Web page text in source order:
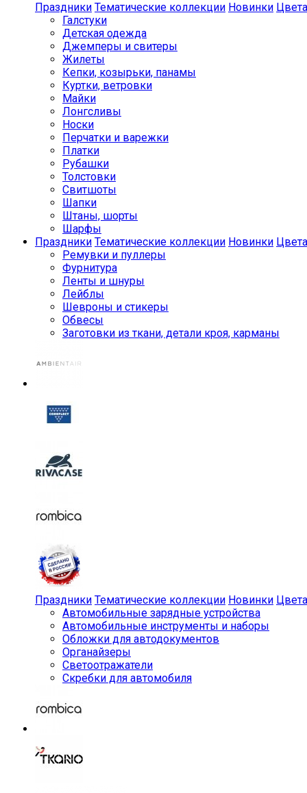
Праздники Тематические коллекции Новинки Цвета
Галстуки
Детская одежда
Джемперы и свитеры
Жилеты
Кепки, козырьки, панамы
Куртки, ветровки
Майки
Лонгсливы
Носки
Перчатки и варежки
Платки
Рубашки
Толстовки
Свитшоты
Шапки
Штаны, шорты
Шарфы
Праздники Тематические коллекции Новинки Цвета
Ремувки и пуллеры
Фурнитура
Ленты и шнуры
Лейблы
Шевроны и стикеры
Обвесы
Заготовки из ткани, детали кроя, карманы
Праздники Тематические коллекции Новинки Цвета
Автомобильные зарядные устройства
Автомобильные инструменты и наборы
Обложки для автодокументов
Органайзеры
Светоотражатели
Скребки для автомобиля